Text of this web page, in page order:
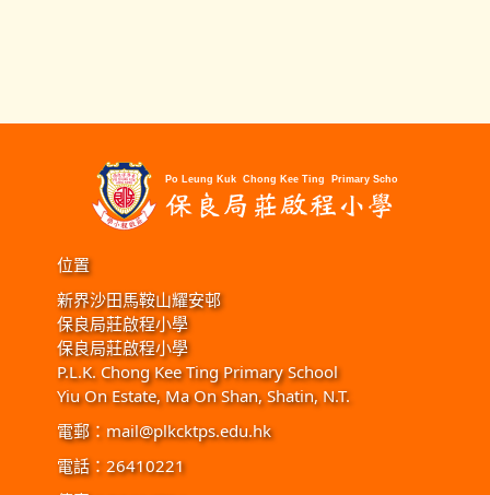
位置
新界沙田馬鞍山耀安邨
保良局莊啟程小學
保良局莊啟程小學
P.L.K. Chong Kee Ting Primary School
Yiu On Estate, Ma On Shan, Shatin, N.T.
電郵： mail@plkcktps.edu.hk
電話：26410221